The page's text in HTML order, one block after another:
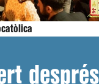
després